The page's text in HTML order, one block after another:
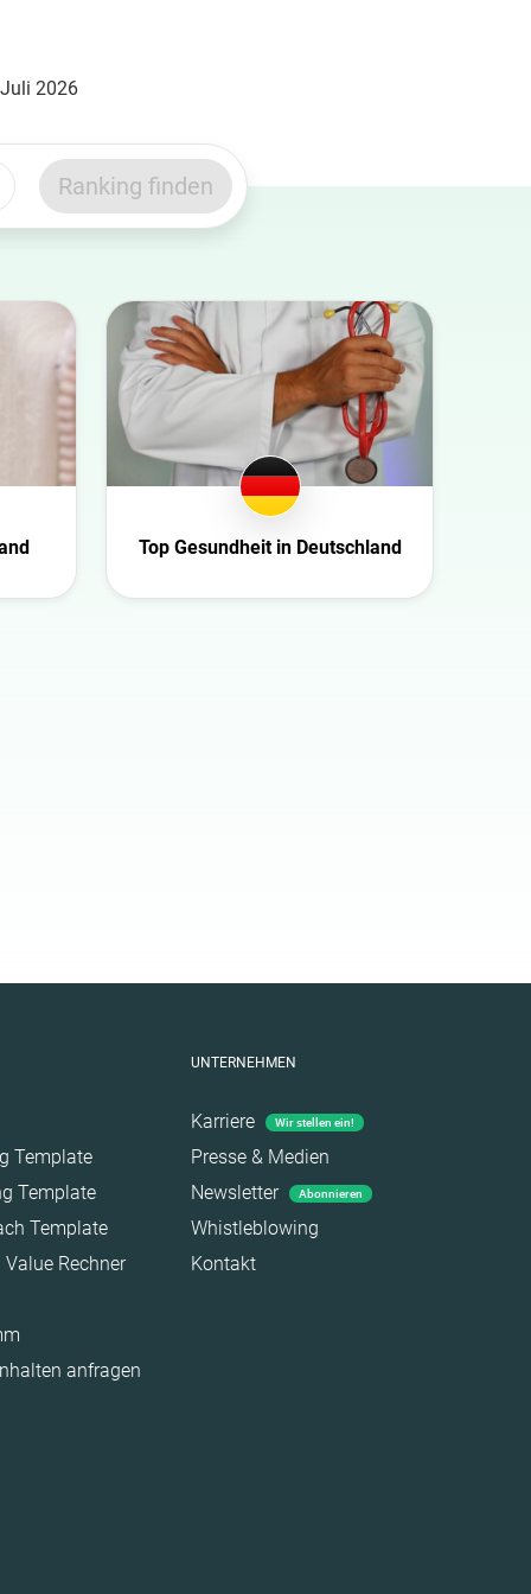
2026
Ranking finden
Top Gesundheit in Deutschland
Template
Template
Template
Rechner
anfragen
UNTERNEHMEN
Karriere Wir stellen ein!
Presse & Medien
Newsletter
Abonnieren
Whistleblowing
Kontakt